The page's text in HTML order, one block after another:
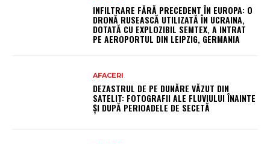
INFILTRARE FĂRĂ PRECEDENT ÎN EUROPA: O
DRONĂ RUSEASCĂ UTILIZATĂ ÎN UCRAINA,
DOTATĂ CU EXPLOZIBIL SEMTEX, A INTRAT
PE AEROPORTUL DIN LEIPZIG, GERMANIA
AFACERI
DEZASTRUL DE PE DUNĂRE VĂZUT DIN
SATELIT: FOTOGRAFII ALE FLUVIULUI ÎNAINTE
ȘI DUPĂ PERIOADELE DE SECETĂ